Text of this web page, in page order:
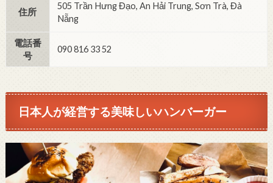
住所
505 Trần Hưng Đạo, An Hải Trung, Sơn Trà, Đà
Nẵng
電話番
号
090 816 33 52
日本人が経営する美味しいハンバーガー